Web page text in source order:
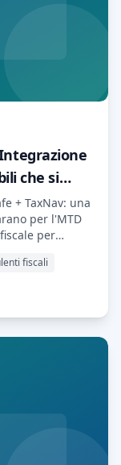
che si
+ TaxNav: una
per l'MTD
per
sfida. La vera
raccolta
fiscali